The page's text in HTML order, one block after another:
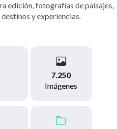
edición, fotografías de paisajes,
y experiencias.
7.250
Imágenes